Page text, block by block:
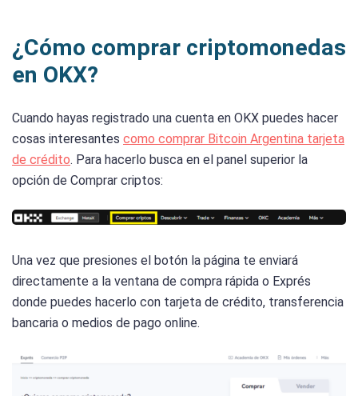
¿Cómo comprar criptomonedas
en OKX?
Cuando hayas registrado una cuenta en OKX puedes hacer
cosas interesantes como comprar Bitcoin Argentina tarjeta
de crédito. Para hacerlo busca en el panel superior la
opción de Comprar criptos:
Una vez que presiones el botón la página te enviará
directamente a la ventana de compra rápida o Exprés
donde puedes hacerlo con tarjeta de crédito, transferencia
bancaria o medios de pago online.